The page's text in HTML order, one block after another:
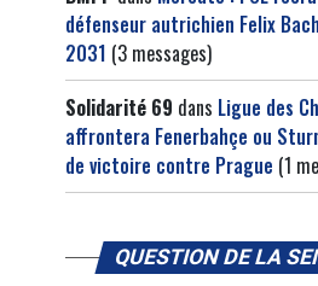
défenseur autrichien Felix
2031 (3 messages)
Solidarité 69 dans Ligue des
affrontera Fenerbahçe ou
de victoire contre Prague (1
QUESTION DE LA